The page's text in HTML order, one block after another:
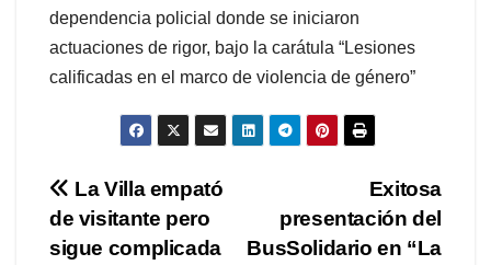
dependencia policial donde se iniciaron
actuaciones de rigor, bajo la carátula “Lesiones
calificadas en el marco de violencia de género”
Navegación
de
Exitosa
presentación del
BusSolidario en “La
La Villa empató
de visitante pero
sigue complicada